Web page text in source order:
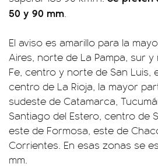
50 y 90 mm.
El aviso es amarillo para la
Aires, norte de La Pampa, sur
Fe, centro y norte de San Luis,
centro de La Rioja, la mayor
sudeste de Catamarca,
Santiago del Estero, centro de
este de Formosa, este de
Corrientes. En esas zonas se
mm.